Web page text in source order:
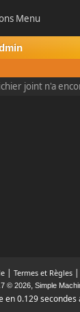
Menu
joint n'a
| Termes et Règles|
© 2026, Simple
en 0.129